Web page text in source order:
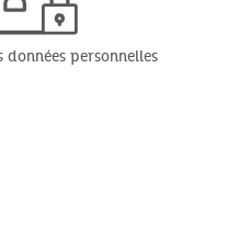
personnelles